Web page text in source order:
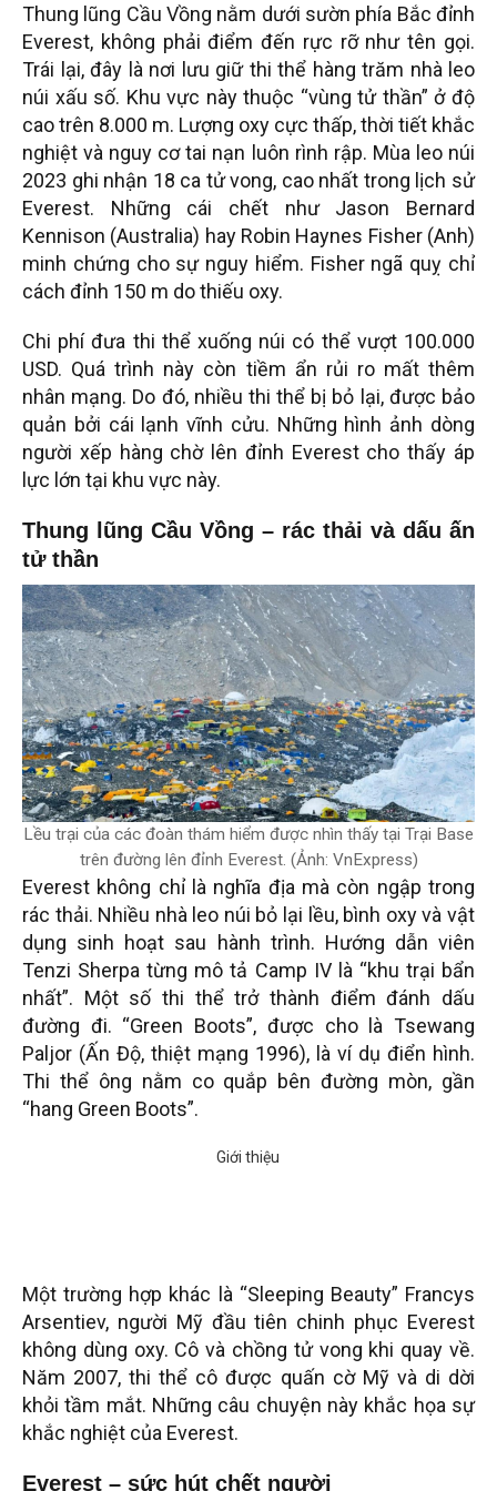
Thung lũng Cầu Vồng nằm dưới sườn phía Bắc đỉnh
Everest, không phải điểm đến rực rỡ như tên gọi.
Trái lại, đây là nơi lưu giữ thi thể hàng trăm nhà leo
núi xấu số. Khu vực này thuộc “vùng tử thần” ở độ
cao trên 8.000 m. Lượng oxy cực thấp, thời tiết khắc
nghiệt và nguy cơ tai nạn luôn rình rập. Mùa leo núi
2023 ghi nhận 18 ca tử vong, cao nhất trong lịch sử
Everest. Những cái chết như Jason Bernard
Kennison (Australia) hay Robin Haynes Fisher (Anh)
minh chứng cho sự nguy hiểm. Fisher ngã quỵ chỉ
cách đỉnh 150 m do thiếu oxy.
Chi phí đưa thi thể xuống núi có thể vượt 100.000
USD. Quá trình này còn tiềm ẩn rủi ro mất thêm
nhân mạng. Do đó, nhiều thi thể bị bỏ lại, được bảo
quản bởi cái lạnh vĩnh cửu. Những hình ảnh dòng
người xếp hàng chờ lên đỉnh Everest cho thấy áp
lực lớn tại khu vực này.
Thung lũng Cầu Vồng – rác thải và dấu ấn
tử thần
Lều trại của các đoàn thám hiểm được nhìn thấy tại Trại Base
trên đường lên đỉnh Everest. (Ảnh: VnExpress)
Everest không chỉ là nghĩa địa mà còn ngập trong
rác thải. Nhiều nhà leo núi bỏ lại lều, bình oxy và vật
dụng sinh hoạt sau hành trình. Hướng dẫn viên
Tenzi Sherpa từng mô tả Camp IV là “khu trại bẩn
nhất”. Một số thi thể trở thành điểm đánh dấu
đường đi. “Green Boots”, được cho là Tsewang
Paljor (Ấn Độ, thiệt mạng 1996), là ví dụ điển hình.
Thi thể ông nằm co quắp bên đường mòn, gần
“hang Green Boots”.
Một trường hợp khác là “Sleeping Beauty” Francys
Arsentiev, người Mỹ đầu tiên chinh phục Everest
không dùng oxy. Cô và chồng tử vong khi quay về.
Năm 2007, thi thể cô được quấn cờ Mỹ và di dời
khỏi tầm mắt. Những câu chuyện này khắc họa sự
khắc nghiệt của Everest.
Everest – sức hút chết người